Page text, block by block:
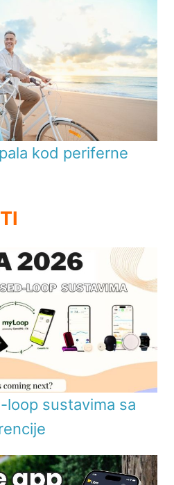
kod periferne
sustavima sa